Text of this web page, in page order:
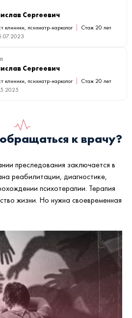
Сергеевич
клиники, психиатр-нарколог
Стаж 20 лет
Сергеевич
клиники, психиатр-нарколог
Стаж 20 лет
к врачу?
преследования заключается в
реабилитации, диагностике,
психотерапии. Терапия
жизни. Но нужна своевременная